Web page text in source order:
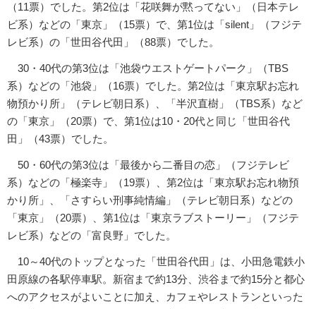
（11票）でした。第2位は「花咲舞が黙ってない」（日本テレ
ビ系）などの「東京」（15票）で、第1位は「silent」（フジテ
レビ系）の「世田谷代田」（88票）でした。
30・40代の第3位は「池袋ウエストゲートパーク」（TBS
系）などの「池袋」（16票）でした。第2位は「東京駅お忘れ
物預かり所」（テレビ朝日系）、「半沢直樹」（TBS系）など
の「東京」（20票）で、第1位は10・20代と同じ「世田谷代
田」（43票）でした。
50・60代の第3位は「最後から二番目の恋」（フジテレビ
系）などの「極楽寺」（19票）、第2位は「東京駅お忘れ物預
かり所」、「さすらい刑事純情編」（テレビ朝日系）などの
「東京」（20票）、第1位は「東京ラブストーリー」（フジテ
レビ系）などの「富良野」でした。
10～40代のトップとなった「世田谷代田」は、小田急電鉄小
田原線の各駅停車駅。新宿まで約13分、渋谷まで約15分と都心
へのアクセスがよいことに加え、カフェやレストランといった